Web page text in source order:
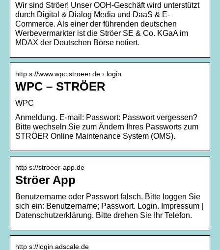
Wir sind Ströer! Unser OOH-Geschäft wird unterstützt
durch Digital & Dialog Media und DaaS & E-
Commerce. Als einer der führenden deutschen
Werbevermarkter ist die Ströer SE & Co. KGaA im
MDAX der Deutschen Börse notiert.
http s://www.wpc.stroeer.de › login
WPC – STRÖER
WPC
Anmeldung. E-mail: Passwort: Passwort vergessen?
Bitte wechseln Sie zum Ändern Ihres Passworts zum
STRÖER Online Maintenance System (OMS).
http s://stroeer-app.de
Ströer App
Benutzername oder Passwort falsch. Bitte loggen Sie
sich ein: Benutzername; Passwort. Login. Impressum |
Datenschutzerklärung. Bitte drehen Sie Ihr Telefon.
http s://login.adscale.de